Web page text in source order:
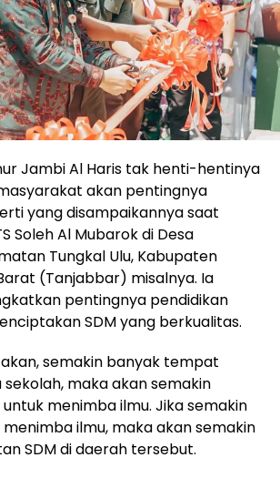
Jambi Al Haris tak henti-hentinya
akan pentingnya
yang disampaikannya saat
Soleh Al Mubarok di Desa
Tungkal Ulu, Kabupaten
(Tanjabbar) misalnya. Ia
pentingnya pendidikan
SDM yang berkualitas.
semakin banyak tempat
maka akan semakin
menimba ilmu. Jika semakin
ilmu, maka akan semakin
SDM di daerah tersebut.